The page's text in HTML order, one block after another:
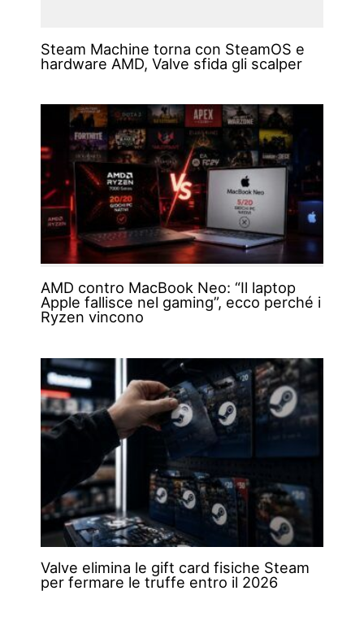
Steam Machine torna con SteamOS e
hardware AMD, Valve sfida gli scalper
AMD contro MacBook Neo: “Il laptop
Apple fallisce nel gaming”, ecco perché i
Ryzen vincono
Valve elimina le gift card fisiche Steam
per fermare le truffe entro il 2026